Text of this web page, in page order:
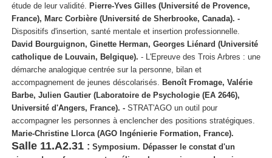
étude de leur validité. Pierre-Yves Gilles (Université de Provence,
France), Marc Corbière (Université de Sherbrooke, Canada). -
Dispositifs d'insertion, santé mentale et insertion professionnelle.
David Bourguignon, Ginette Herman, Georges Liénard (Université
catholique de Louvain, Belgique). - L'Epreuve des Trois Arbres : une
démarche analogique centrée sur la personne, bilan et
accompagnement de jeunes déscolarisés. Benoît Fromage, Valérie
Barbe, Julien Gautier (Laboratoire de Psychologie (EA 2646),
Université d'Angers, France). - STRAT'AGO un outil pour
accompagner les personnes à enclencher des positions stratégiques.
Marie-Christine Llorca (AGO Ingénierie Formation, France).
Salle 11.A2.31 : Symposium. Dépasser le constat d'un